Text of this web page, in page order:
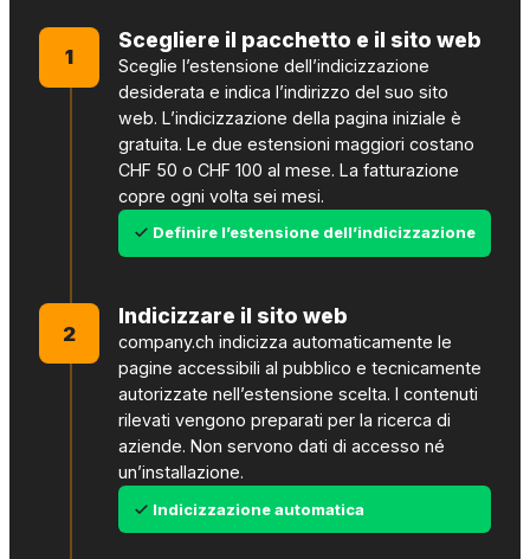
1
Scegliere il pacchetto e il sito web
Sceglie l’estensione dell’indicizzazione
desiderata e indica l’indirizzo del suo sito
web. L’indicizzazione della pagina iniziale è
gratuita. Le due estensioni maggiori costano
CHF 50 o CHF 100 al mese. La fatturazione
copre ogni volta sei mesi.
Definire l’estensione dell’indicizzazione
2
Indicizzare il sito web
company.ch indicizza automaticamente le
pagine accessibili al pubblico e tecnicamente
autorizzate nell’estensione scelta. I contenuti
rilevati vengono preparati per la ricerca di
aziende. Non servono dati di accesso né
un’installazione.
Indicizzazione automatica